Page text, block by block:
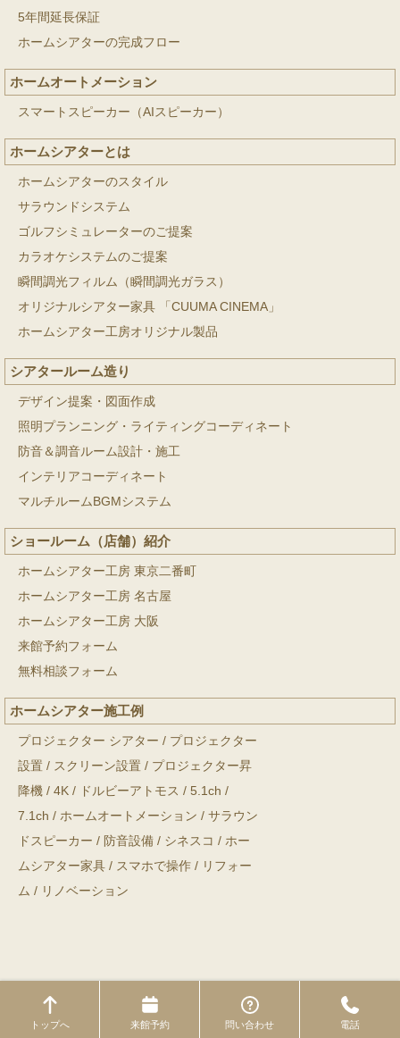
5年間延長保証
ホームシアターの完成フロー
ホームオートメーション
スマートスピーカー（AIスピーカー）
ホームシアターとは
ホームシアターのスタイル
サラウンドシステム
ゴルフシミュレーターのご提案
カラオケシステムのご提案
瞬間調光フィルム（瞬間調光ガラス）
オリジナルシアター家具 「CUUMA CINEMA」
ホームシアター工房オリジナル製品
シアタールーム造り
デザイン提案・図面作成
照明プランニング・ライティングコーディネート
防音＆調音ルーム設計・施工
インテリアコーディネート
マルチルームBGMシステム
ショールーム（店舗）紹介
ホームシアター工房 東京二番町
ホームシアター工房 名古屋
ホームシアター工房 大阪
来館予約フォーム
無料相談フォーム
ホームシアター施工例
プロジェクター シアター / プロジェクター
設置 / スクリーン設置 / プロジェクター昇
降機 / 4K / ドルビーアトモス / 5.1ch /
7.1ch / ホームオートメーション / サラウン
ドスピーカー / 防音設備 / シネスコ / ホー
ムシアター家具 / スマホで操作 / リフォー
ム / リノベーション
Copyright © ホームシアター工房 All Rights Reserved.
トップへ 来館予約 問い合わせ 電話